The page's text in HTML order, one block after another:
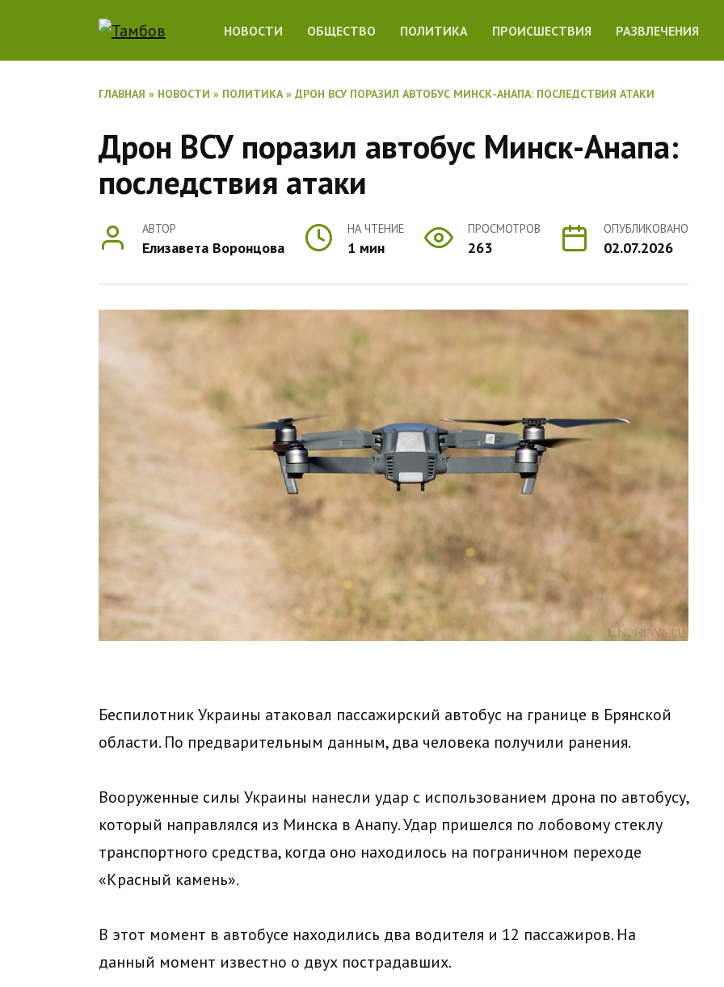
содержанию
НОВОСТИ ОБЩЕСТВО ПОЛИТИКА ПРОИСШЕСТВИЯ РАЗВЛЕЧЕНИЯ
ГЛАВНАЯ » НОВОСТИ » ПОЛИТИКА» ДРОН ВСУ ПОРАЗИЛ АВТОБУС МИНСК-АНАПА: ПОСЛЕДСТВИЯ АТАКИ
Дрон ВСУ поразил автобус Минск-Анапа:
последствия атаки
АВТОР
Елизавета Воронцова
НА ЧТЕНИЕ
1 мин
ПРОСМОТРОВ
263
ОПУБЛИКОВАНО
02.07.2026
Беспилотник Украины атаковал пассажирский автобус на границе в Брянской
области. По предварительным данным, два человека получили ранения.
Вооруженные силы Украины нанесли удар с использованием дрона по автобусу,
который направлялся из Минска в Анапу. Удар пришелся по лобовому стеклу
транспортного средства, когда оно находилось на пограничном переходе
«Красный камень».
В этот момент в автобусе находились два водителя и 12 пассажиров. На
данный момент известно о двух пострадавших.